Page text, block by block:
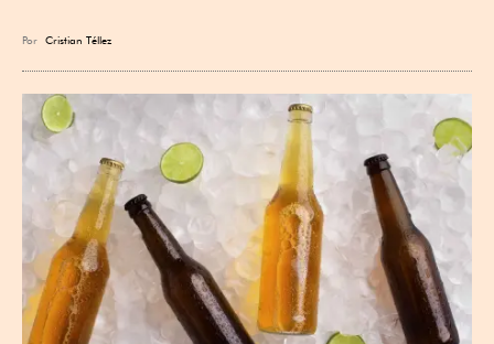
Por Cristian Téllez